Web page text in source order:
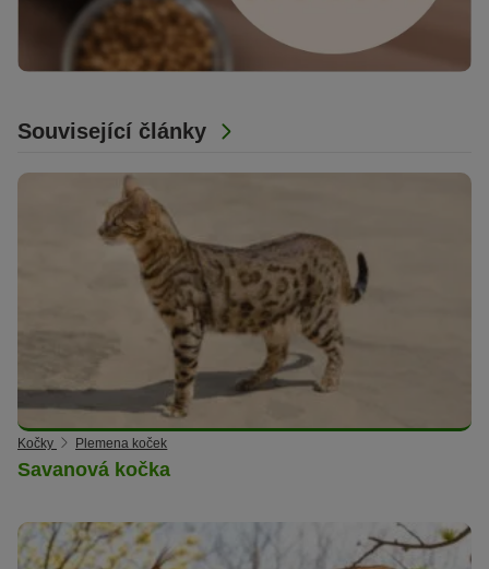
Související články
Kočky Plemena koček
Savanová kočka